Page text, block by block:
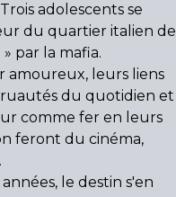
adolescents se
du quartier italien de
par la mafia.
amoureux, leurs liens
du quotidien et
comme fer en leurs
feront du cinéma,
le destin s'en